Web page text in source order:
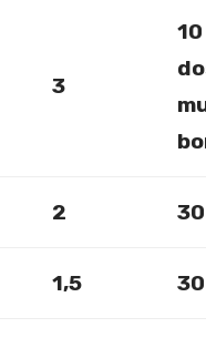
3
10
2 30
1,5 30